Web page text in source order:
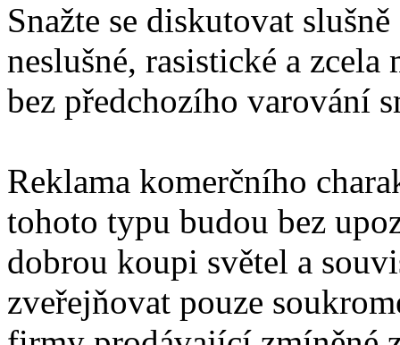
Snažte se diskutovat
neslušné, rasistické a
bez předchozího varování
Reklama komerčního
tohoto typu budou bez
dobrou koupi světel a
zveřejňovat pouze